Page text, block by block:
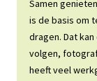
Samen
is de basis om
dragen. Dat
volgen,
heeft veel